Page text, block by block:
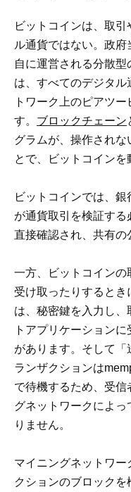
ビットコインは、取
ル通貨ではない。政
自に運営される分散
は、すべてのデジタ
トワーク上のピアツ
す。 ブロックチェーン
グラムが、操作されな
とで、ビットコインを
ビットコインでは、
が通貨取引を検証す
直接確認され、共有の
一方、ビットコインの
受け取ったりすると
は、秘密鍵を入力し
トアプリケーション
があります。そして「
ランザクションは
で待機するため、受
グネットワークによ
りません。
マイニングネットワ
クションのブロック